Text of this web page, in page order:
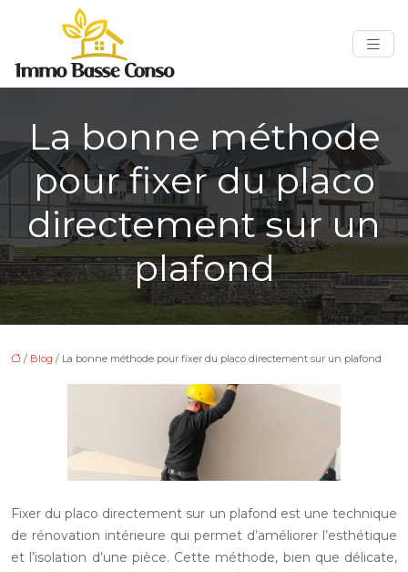
La bonne méthode
pour fixer du placo
directement sur un
plafond
/ Blog / La bonne méthode pour fixer du placo directement sur un plafond
Fixer du placo directement sur un plafond est une technique
de rénovation intérieure qui permet d’améliorer l’esthétique
et l’isolation d’une pièce. Cette méthode, bien que délicate,